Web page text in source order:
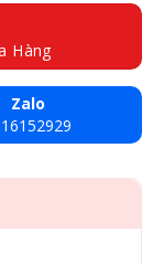
Hàng
Zalo